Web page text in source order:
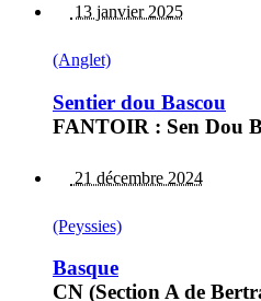
13 janvier 2025
(Anglet)
Sentier dou Bascou
FANTOIR : Sen Dou
21 décembre 2024
(Peyssies)
Basque
CN (Section A de